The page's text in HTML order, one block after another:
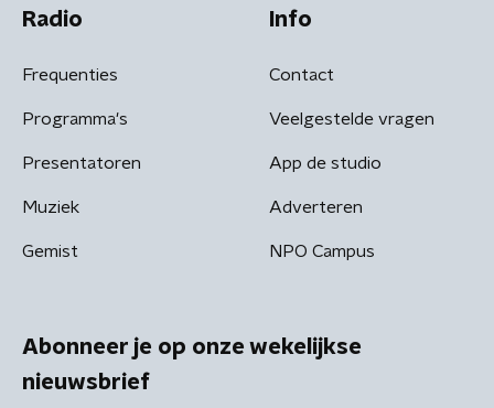
Radio
Frequenties
Programma's
Presentatoren
Muziek
Gemist
Info
Contact
Veelgestelde vragen
App de studio
Adverteren
NPO Campus
Abonneer je op onze wekelijkse
nieuwsbrief